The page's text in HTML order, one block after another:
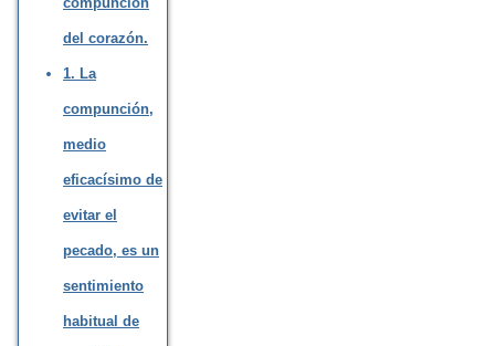
del corazón.
1. La
compunción,
medio
eficacísimo de
evitar el
pecado, es un
sentimiento
habitual de